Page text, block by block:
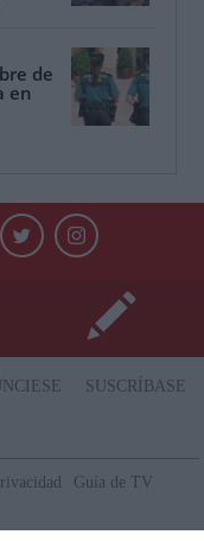
de
en
SUSCRÍBASE
Guía de TV